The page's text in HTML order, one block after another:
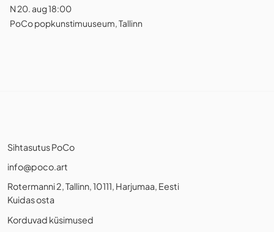
N 20. aug 18:00
PoCo popkunstimuuseum, Tallinn
Sihtasutus PoCo
info@poco.art
Rotermanni 2, Tallinn, 10111, Harjumaa, Eesti
Kuidas osta
Korduvad küsimused